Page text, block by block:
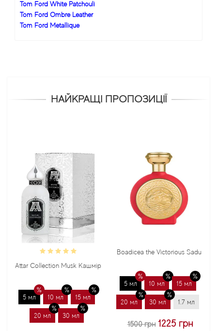
Tom Ford White Patchouli
Tom Ford Ombre Leather
Tom Ford Metallique
НАЙКРАЩІ ПРОПОЗИЦІЇ
Attar Collection Musk Кашмір
5 мл 10 мл 15 мл
20 мл 30 мл
Boadicea the Victorious Sadu
5 мл 10 мл 15 мл
20 мл 30 мл 1.7 мл
1500 грн 1225 грн